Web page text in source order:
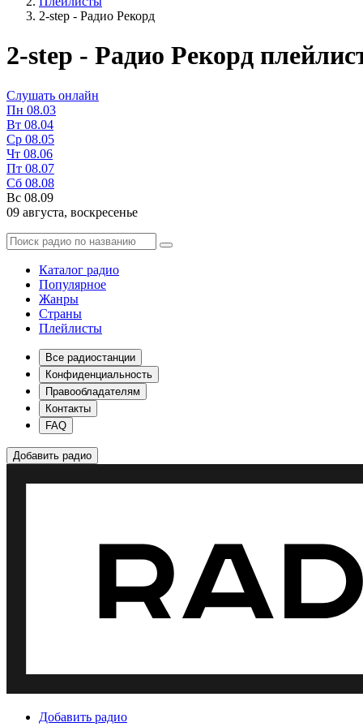
2-step - Радио Рекорд
2-step - Радио Рекорд
Слушать онлайн
Пн 08.03
Вт 08.04
Ср 08.05
Чт 08.06
Пт 08.07
Сб 08.08
Вс 08.09
09 августа, воскресенье
Каталог радио
Популярное
Жанры
Страны
Плейлисты
Все радиостанции
Конфиденциальность
Правообладателям
Контакты
FAQ
Добавить радио
Добавить радио